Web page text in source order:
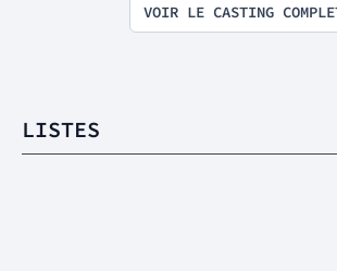
VOIR LE CASTING
LISTES